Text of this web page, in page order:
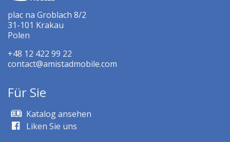
plac na Groblach 8/2
31-101 Krakau
Polen
+48 12 422 99 22
contact@amistadmobile.com
Für Sie
Katalog ansehen
Liken Sie uns